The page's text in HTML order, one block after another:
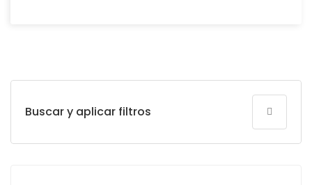
Buscar y aplicar filtros